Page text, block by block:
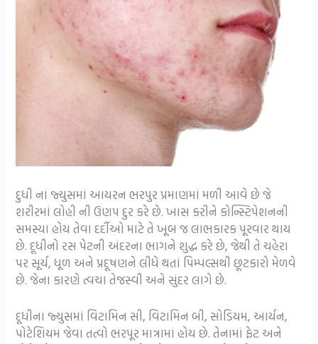
દુધી નાં જ્યુસમાં આયરન ભરપુર પ્રમાણમાં મળી આવે છે જે
શરીરમાં લોહી ની ઉણપ દુર કરે છે. ખાસ કરીને કોન્સ્ટિપેશનની
સમસ્યા હોય તેવા દર્દીઓ માટે તે ખૂબ જ લાભકારક પૂરવાર થાય
છે. દૂધીનો રસ પેટની અંદરના ભાગને શુદ્ધ કરે છે, જેથી તે ચહેરા
પર સૂર્ય, ધૂળ અને પ્રદૂષણને લીધે થતાં પિમ્પલ્સથી છૂટકારો મેળવે
છે. જેના કારણે ત્વચા તેજસ્વી અને સુંદર લાગે છે.
દૂધીના જ્યુસમાં વિટામિન સી, વિટામિન બી, સોડિયમ, આર્યન,
પોટેશિયમ જેવા તત્વો ભરપૂર માત્રામાં હોય છે. તેનામાં ફેટ અને